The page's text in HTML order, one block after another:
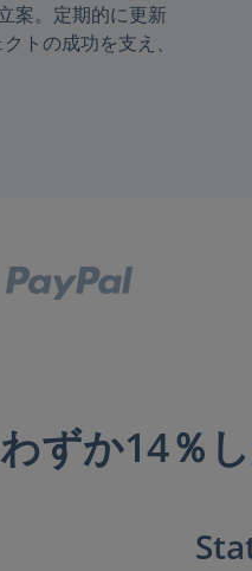
案。定期的に更新
トの成功を支え、
ずか14％